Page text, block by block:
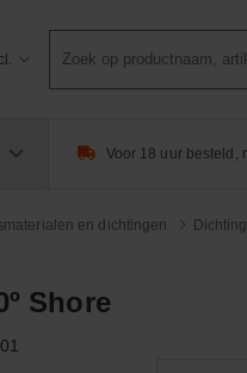
zoeken
Voor 18 uur besteld,
en dichtingen
Shore